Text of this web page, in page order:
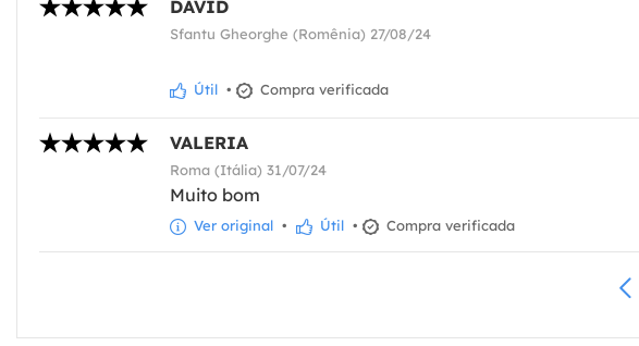
DAVID
Sfantu Gheorghe (Romênia) 27/08/24
Útil • Compra verificada
VALERIA
Roma (Itália) 31/07/24
Muito bom
Ver original • Útil • Compra verificada